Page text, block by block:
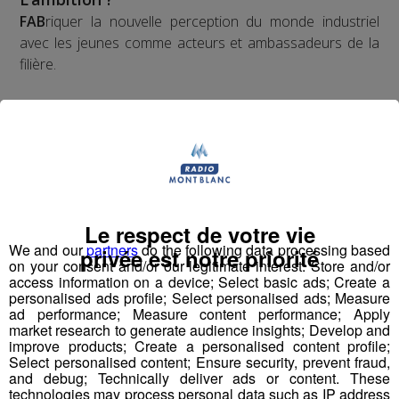
FABriquer la nouvelle perception du monde industriel
avec les jeunes comme acteurs et ambassadeurs de la
filière.
Vulgariser l’industrie en la rendant ludique
prétexte du robot : de la fabrication d’un robot par des
"First Tech Challenge" en points d’orgue, avec leur robot
fabriqué.
Les jeunes des établissements scolaires doivent
fabriquer un robot à partir d'un kit de pièces détachées
fourni par l'association organisatrice la compétition
"Robotique First France". Dans le cadre de TOP FAB, le
Groupe Mont Blanc Médias fait appel à4
We and ourpartnersdo the following data processing based
on your consent and/or our legitimate interest: Store and/or
access information on a device; Select basic ads; Create a
personalised ads profile; Select personalised ads; Measure
ad performance; Measure content performance; Apply
market research to generate audience insights; Develop and
improve products; Create a personalised content profile;
Select personalised content; Ensure security, prevent fraud,
and debug; Technically deliver ads or content. These
technologies may process personal data such as IP address
Le respect de votre vie
privée est notre priorité